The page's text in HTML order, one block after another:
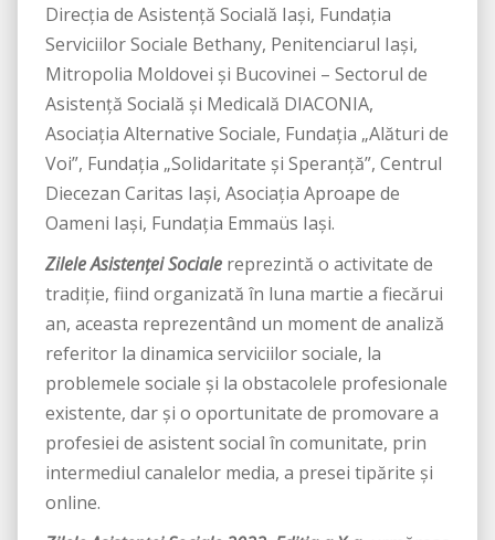
Direcția de Asistență Socială Iași, Fundația
Serviciilor Sociale Bethany, Penitenciarul Iași,
Mitropolia Moldovei şi Bucovinei – Sectorul de
Asistenţă Socială şi Medicală DIACONIA,
Asociația Alternative Sociale, Fundația „Alături de
Voi”, Fundația „Solidaritate și Speranță”, Centrul
Diecezan Caritas Iași, Asociația Aproape de
Oameni Iași, Fundația Emmaüs Iași.
Zilele Asistenţei Sociale reprezintă o activitate de
tradiție, fiind organizată în luna martie a fiecărui
an, aceasta reprezentând un moment de analiză
referitor la dinamica serviciilor sociale, la
problemele sociale și la obstacolele profesionale
existente, dar și o oportunitate de promovare a
profesiei de asistent social în comunitate, prin
intermediul canalelor media, a presei tipărite și
online.